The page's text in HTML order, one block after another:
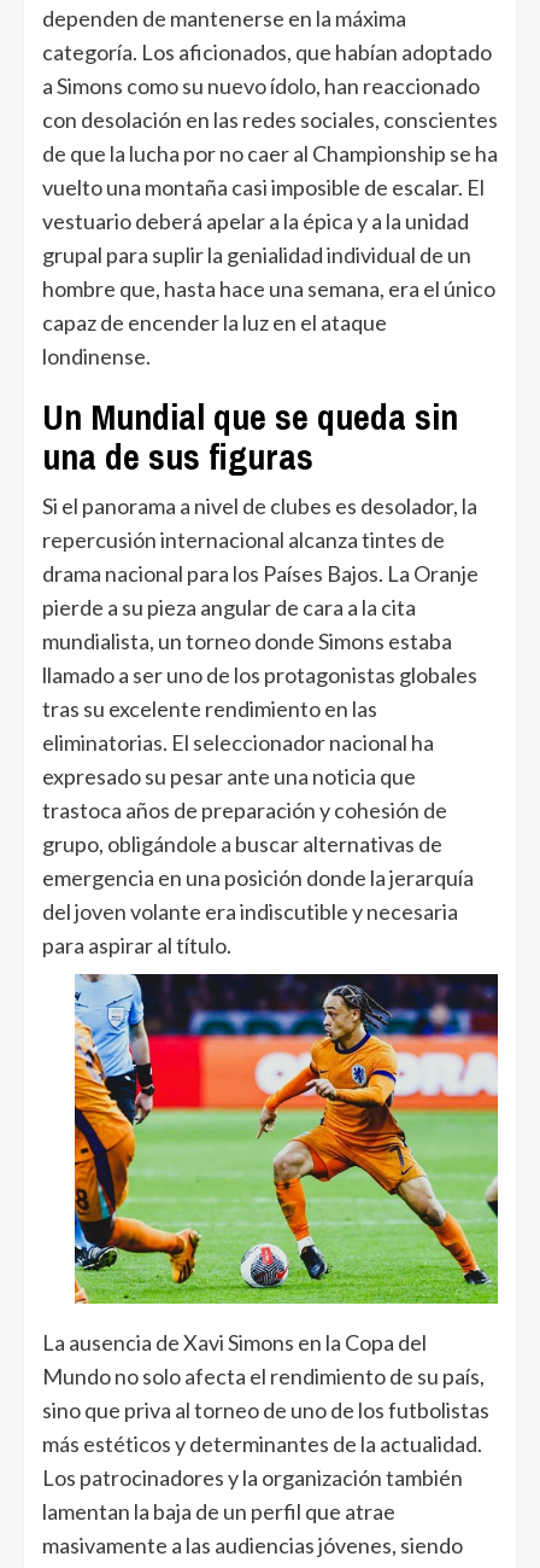
dependen de mantenerse en la máxima
categoría. Los aficionados, que habían adoptado
a Simons como su nuevo ídolo, han reaccionado
con desolación en las redes sociales, conscientes
de que la lucha por no caer al Championship se ha
vuelto una montaña casi imposible de escalar. El
vestuario deberá apelar a la épica y a la unidad
grupal para suplir la genialidad individual de un
hombre que, hasta hace una semana, era el único
capaz de encender la luz en el ataque
londinense.
Un Mundial que se queda sin
una de sus figuras
Si el panorama a nivel de clubes es desolador, la
repercusión internacional alcanza tintes de
drama nacional para los Países Bajos. La Oranje
pierde a su pieza angular de cara a la cita
mundialista, un torneo donde Simons estaba
llamado a ser uno de los protagonistas globales
tras su excelente rendimiento en las
eliminatorias. El seleccionador nacional ha
expresado su pesar ante una noticia que
trastoca años de preparación y cohesión de
grupo, obligándole a buscar alternativas de
emergencia en una posición donde la jerarquía
del joven volante era indiscutible y necesaria
para aspirar al título.
La ausencia de Xavi Simons en la Copa del
Mundo no solo afecta el rendimiento de su país,
sino que priva al torneo de uno de los futbolistas
más estéticos y determinantes de la actualidad.
Los patrocinadores y la organización también
lamentan la baja de un perfil que atrae
masivamente a las audiencias jóvenes, siendo